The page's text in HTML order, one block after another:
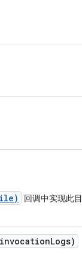
回调中实现此目
Logs)